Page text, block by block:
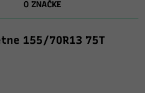
O ZNAČKE
155/70R13 75T